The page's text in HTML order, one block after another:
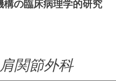
構の臨床病理学的研究
関節外科